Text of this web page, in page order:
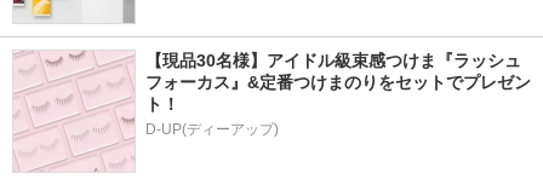
【現品30名様】アイドル級束感つけま『ラッシュ
フォーカス』&定番つけまのりをセットでプレゼン
ト！
D-UP(ディーアップ)